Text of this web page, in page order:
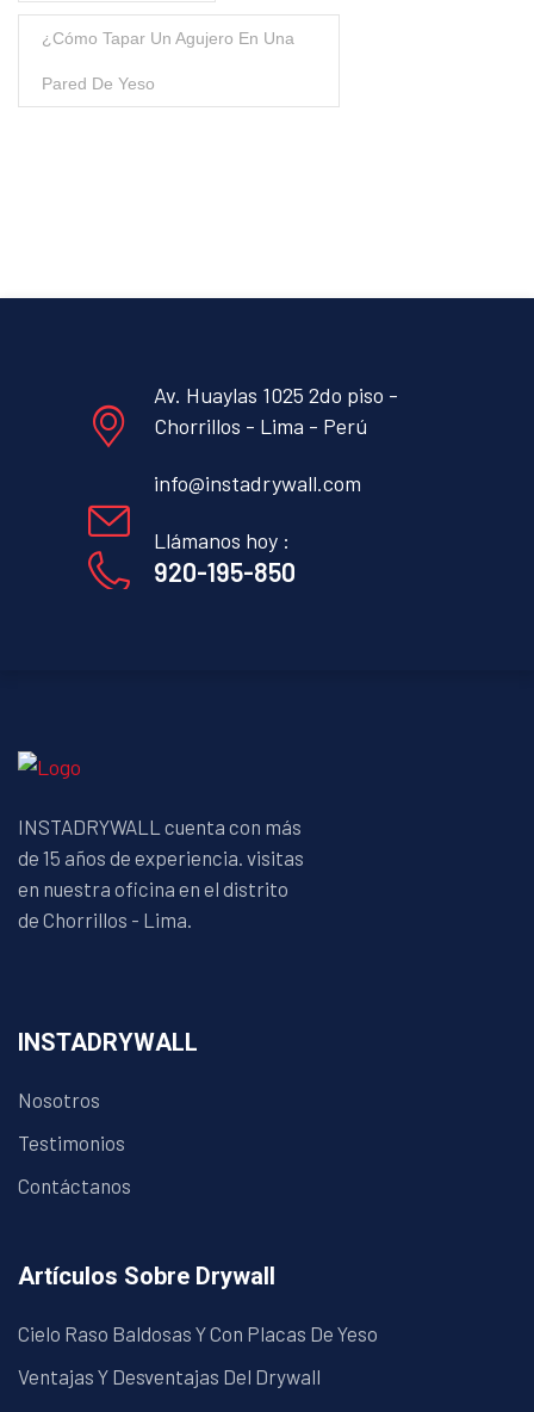
¿Cómo Tapar Un Agujero En Una
Pared De Yeso
Av. Huaylas 1025 2do piso -
Chorrillos - Lima - Perú
info@instadrywall.com
Llámanos hoy :
920-195-850
INSTADRYWALL cuenta con más
de 15 años de experiencia. visitas
en nuestra oficina en el distrito
de Chorrillos - Lima.
INSTADRYWALL
Nosotros
Testimonios
Contáctanos
Artículos Sobre Drywall
Cielo Raso Baldosas Y Con Placas De Yeso
Ventajas Y Desventajas Del Drywall